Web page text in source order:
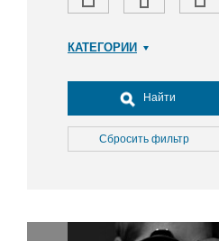
КАТЕГОРИИ
Досуг, туризм и отдых
Культура
Медицина
Окружающая среда
Найти
Сбросить фильтр